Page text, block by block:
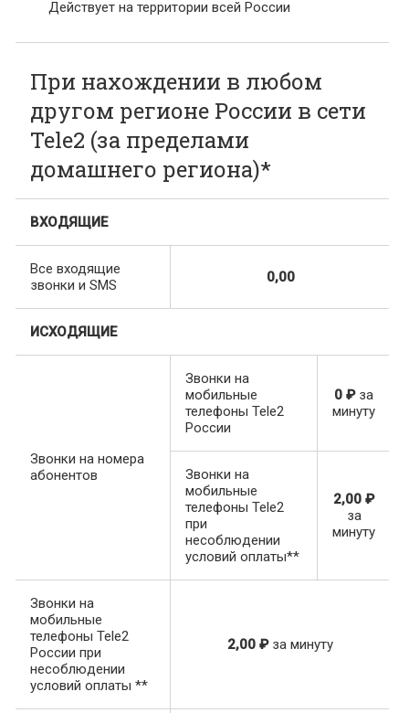
Действует на территории всей России
При нахождении в любом
другом регионе России в сети
Tele2 (за пределами
домашнего региона)*
ВХОДЯЩИЕ
Все входящие
звонки и SMS
0,00
ИСХОДЯЩИЕ
Звонки на номера
абонентов
Звонки на
мобильные
телефоны Tele2
России
0 ₽ за
минуту
Звонки на
мобильные
телефоны Tele2
при
несоблюдении
условий оплаты**
2,00 ₽
за
минуту
Звонки на
мобильные
телефоны Tele2
России при
несоблюдении
условий оплаты **
2,00 ₽ за минуту